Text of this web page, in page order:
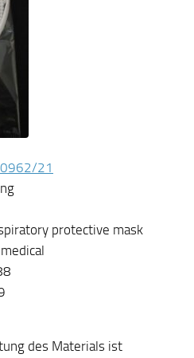
21
protective mask
des Materials ist